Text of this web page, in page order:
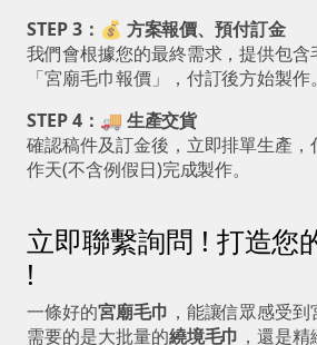
STEP 3：💰 方案報價、預付訂金
我們會根據您的最終需求，提供包
「宮廟毛巾報價」，付訂後方始製作。
STEP 4：🚚 生產交貨
確認稿件及訂金後，立即排單生產
作天(不含例假日)完成製作。
立即聯繫詢問 ! 打造您
!
一條好的宮廟毛巾 ，能讓信眾感受
需要的是大批量的繞境毛巾 ，還是